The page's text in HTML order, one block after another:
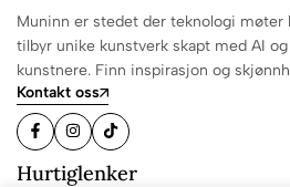
Muninn er stedet der teknologi møter
tilbyr unike kunstverk skapt med AI
kunstnere. Finn inspirasjon og
Kontakt oss
Hurtiglenker